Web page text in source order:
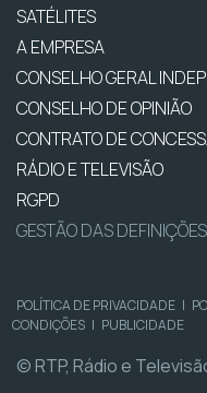
SATÉLITES
A EMPRESA
CONSELHO GERAL
CONSELHO DE OPINIÃO
CONTRATO DE
RÁDIO E TELEVISÃO
RGPD
GESTÃO DAS
POLÍTICA DE PRIVACIDADE |
CONDIÇÕES | PUBLICIDADE
© RTP, Rádio e